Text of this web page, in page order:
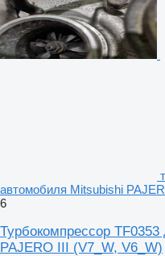
автомобиля Mitsubishi
6
Турбокомпрессор
PAJERO III (V7_W, V6_W)